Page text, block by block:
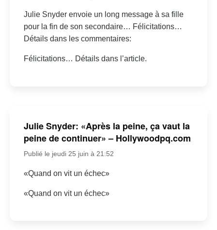
Julie Snyder envoie un long message à sa fille
pour la fin de son secondaire… Félicitations…
Détails dans les commentaires:
Félicitations… Détails dans l’article.
Julie Snyder: «Après la peine, ça vaut la
peine de continuer» – Hollywoodpq.com
Publié le jeudi 25 juin à 21:52
«Quand on vit un échec»
«Quand on vit un échec»